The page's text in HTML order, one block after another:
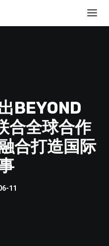
會
BEYOND
合全球合作
合打造国际
11